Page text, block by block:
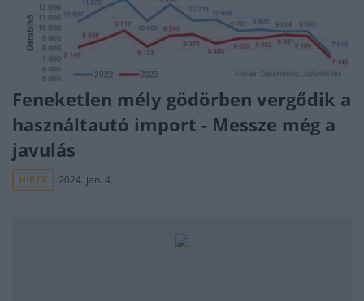
Feneketlen mély gödörben vergődik a
használtautó import - Messze még a
javulás
HÍREK 2024. jan. 4.